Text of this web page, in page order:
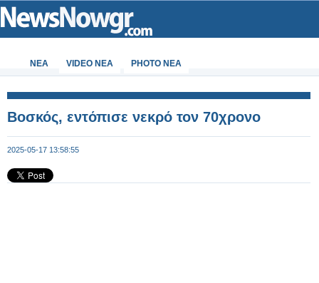
ΝΕΑ VIDEO NEA PHOTO NEA
Βοσκός, εντόπισε νεκρό τον 70χρονο
2025-05-17 13:58:55